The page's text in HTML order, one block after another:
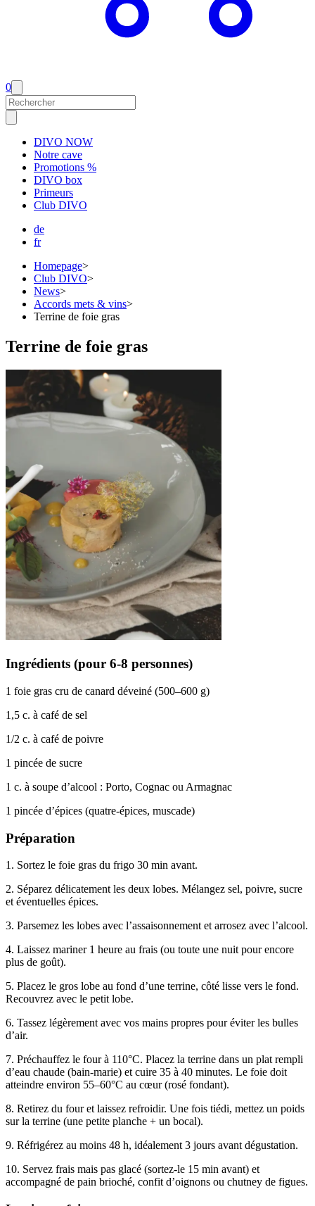
0
DIVO NOW
Notre cave
Promotions %
DIVO box
Primeurs
Club DIVO
de
fr
Homepage>
Club DIVO>
News>
Accords mets & vins>
Terrine de foie gras
Terrine de foie gras
Ingrédients (pour 6-8 personnes)
1 foie gras cru de canard déveiné (500–600 g)
1,5 c. à café de sel
1/2 c. à café de poivre
1 pincée de sucre
1 c. à soupe d’alcool : Porto, Cognac ou Armagnac
1 pincée d’épices (quatre-épices, muscade)
Préparation
1. Sortez le foie gras du frigo 30 min avant.
2. Séparez délicatement les deux lobes. Mélangez sel, poivre, sucre
et éventuelles épices.
3. Parsemez les lobes avec l’assaisonnement et arrosez avec l’alcool.
4. Laissez mariner 1 heure au frais (ou toute une nuit pour encore
plus de goût).
5. Placez le gros lobe au fond d’une terrine, côté lisse vers le fond.
Recouvrez avec le petit lobe.
6. Tassez légèrement avec vos mains propres pour éviter les bulles
d’air.
7. Préchauffez le four à 110°C. Placez la terrine dans un plat rempli
d’eau chaude (bain-marie) et cuire 35 à 40 minutes. Le foie doit
atteindre environ 55–60°C au cœur (rosé fondant).
8. Retirez du four et laissez refroidir. Une fois tiédi, mettez un poids
sur la terrine (une petite planche + un bocal).
9. Réfrigérez au moins 48 h, idéalement 3 jours avant dégustation.
10. Servez frais mais pas glacé (sortez-le 15 min avant) et
accompagné de pain brioché, confit d’oignons ou chutney de figues.